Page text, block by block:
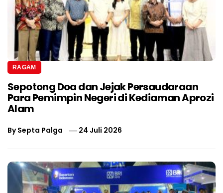
RAGAM
Sepotong Doa dan Jejak Persaudaraan
Para Pemimpin Negeri di Kediaman Aprozi
Alam
BySepta Palga 24 Juli 2026